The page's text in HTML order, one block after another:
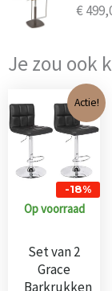
€
Je zou ook
Actie!
-18%
Op voorraad
Set van 2
Grace
Barkrukken
prijs
was:
€
prijs
is: